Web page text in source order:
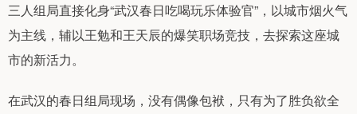
三人组局直接化身“武汉春日吃喝玩乐体验官”，以城市烟火气
为主线，辅以王勉和王天辰的爆笑职场竞技，去探索这座城
市的新活力。
在武汉的春日组局现场，没有偶像包袱，只有为了胜负欲全